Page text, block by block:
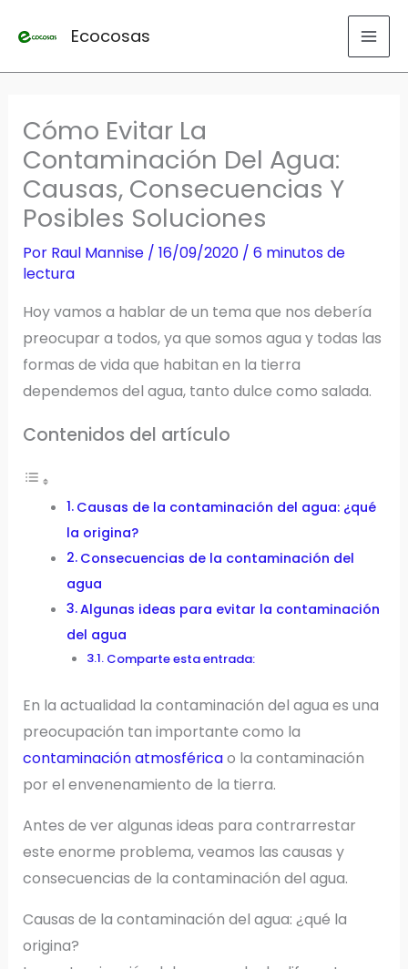
Ecocosas
Cómo Evitar La
Contaminación Del Agua:
Causas, Consecuencias Y
Posibles Soluciones
Por Raul Mannise / 16/09/2020 / 6 minutos de
lectura
Hoy vamos a hablar de un tema que nos debería
preocupar a todos, ya que somos agua y todas las
formas de vida que habitan en la tierra
dependemos del agua, tanto dulce como salada.
Contenidos del artículo
Causas de la contaminación del agua: ¿qué
la origina?
Consecuencias de la contaminación del
agua
Algunas ideas para evitar la contaminación
del agua
Comparte esta entrada:
En la actualidad la contaminación del agua es una
preocupación tan importante como la
contaminación atmosféricao la contaminación
por el envenenamiento de la tierra.
Antes de ver algunas ideas para contrarrestar
este enorme problema, veamos las causas y
consecuencias de la contaminación del agua.
Causas de la contaminación del agua: ¿qué la
origina?